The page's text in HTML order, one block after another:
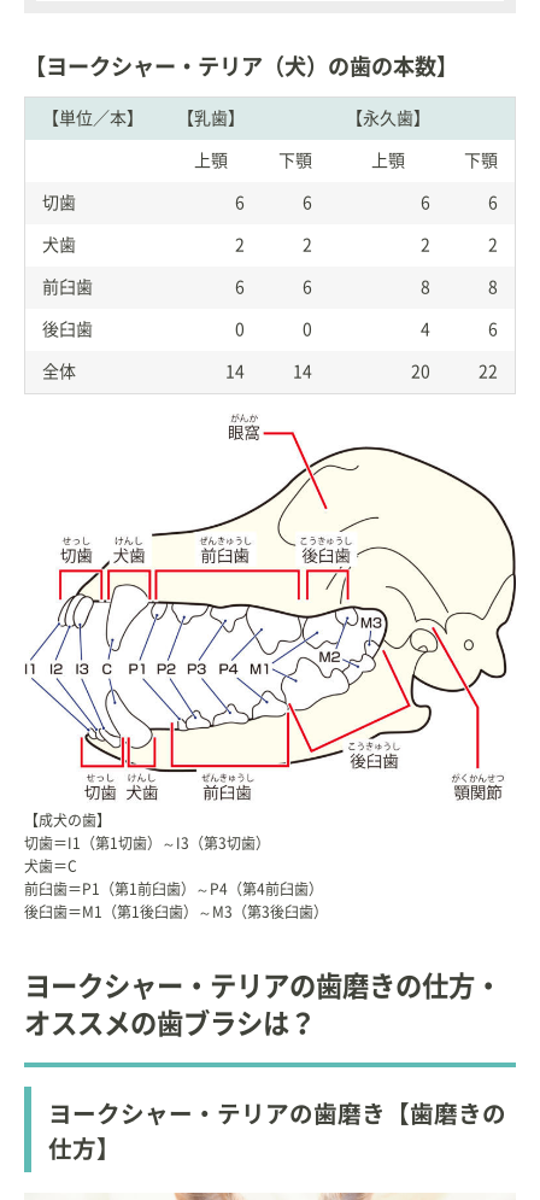
【ヨークシャー・テリア（犬）の歯の本数】
【単位／本】 【乳歯】 【永久歯】
上顎 下顎 上顎 下顎
切歯 6 6 6 6
犬歯 2 2 2 2
前臼歯 6 6 8 8
後臼歯 0 0 4 6
全体 14 14 20 22
【成犬の歯】
切歯＝I1（第1切歯）～I3（第3切歯）
犬歯＝C
前臼歯＝P1（第1前臼歯）～P4（第4前臼歯）
後臼歯＝M1（第1後臼歯）～M3（第3後臼歯）
ヨークシャー・テリアの歯磨きの仕方・
オススメの歯ブラシは？
ヨークシャー・テリアの歯磨き【歯磨きの
仕方】